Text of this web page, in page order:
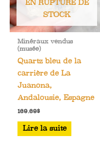
EN RUPTURE DE
STOCK
Minéraux vendus
(musée)
Quartz bleu de la
carrière de La
Juanona,
Andalousie, Espagne
169.69$
Lire la suite